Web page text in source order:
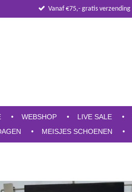
Vanaf €75,- gratis verzending
WEBSHOP LIVE SALE
MEISJES SCHOENEN